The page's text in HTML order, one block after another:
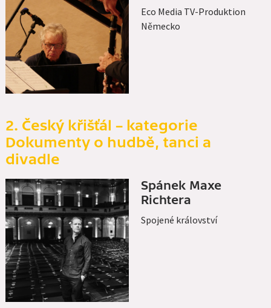
Eco Media TV-Produktion
Německo
2. Český křišťál – kategorie
Dokumenty o hudbě, tanci a
divadle
Spánek Maxe
Richtera
Spojené království